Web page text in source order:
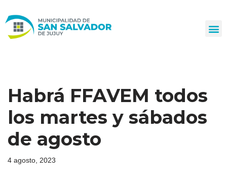
al
Habrá FFAVEM todos
los martes y sábados
de agosto
4 agosto, 2023